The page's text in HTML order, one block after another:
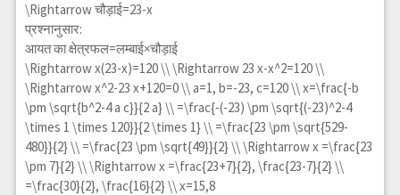
\Rightarrowचौड़ाई=23-x
प्रश्नानुसार:
आयत का क्षेत्रफल=लम्बाई×चौड़ाई
\Rightarrow x(23-x)=120 \\ \Rightarrow 23 x-x^2=120 \\
\Rightarrow x^2-23 x+120=0 \\ a=1, b=-23, c=120 \\ x=\frac{-b
\pm \sqrt{b^2-4 a c}}{2 a} \\ =\frac{-(-23) \pm \sqrt{(-23)^2-4
\times 1 \times 120}}{2 \times 1} \\ =\frac{23 \pm \sqrt{529-
480}}{2} \\ =\frac{23 \pm \sqrt{49}}{2} \\ \Rightarrow x =\frac{23
\pm 7}{2} \\ \Rightarrow x =\frac{23+7}{2}, \frac{23-7}{2} \\
=\frac{30}{2}, \frac{16}{2} \\ x=15,8